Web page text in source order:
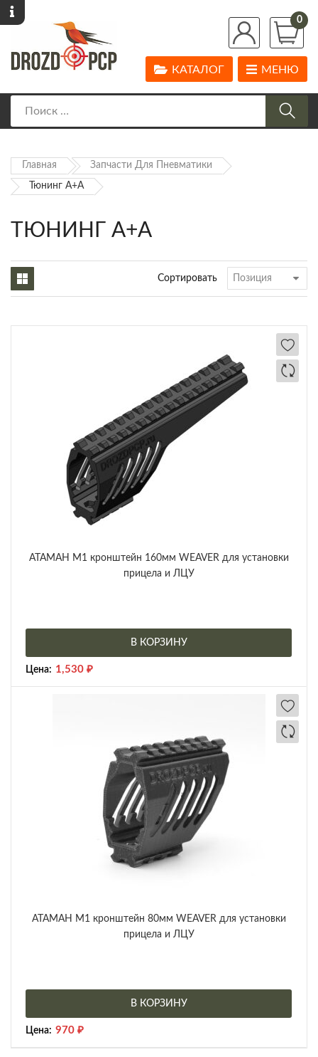
0
МЕНЮ
КАТАЛОГ
Главная Запчасти Для Пневматики
Тюнинг А+А
ТЮНИНГ А+А
Сортировать
АТАМАН М1 кронштейн 160мм WEAVER для установки
прицела и ЛЦУ
В КОРЗИНУ
Цена: 1,530 ₽
АТАМАН М1 кронштейн 80мм WEAVER для установки
прицела и ЛЦУ
В КОРЗИНУ
Цена: 970 ₽